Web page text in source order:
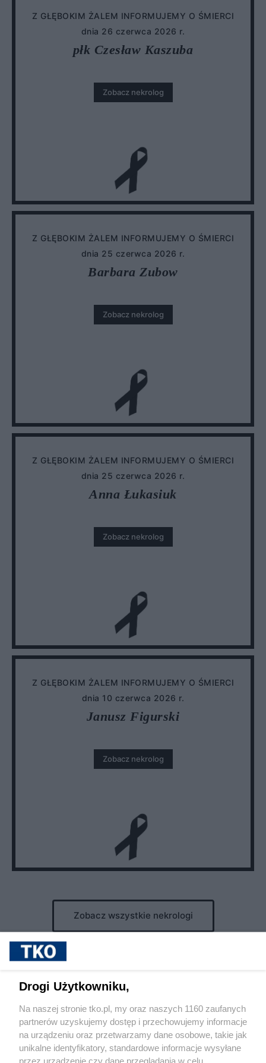
Z GŁĘBOKIM ŻALEM INFORMUJEMY O ŚMIERCI
dnia 26 czerwca 2026 r.
płk Czesław Kaszuba
Zobacz nekrolog
Z GŁĘBOKIM ŻALEM INFORMUJEMY O ŚMIERCI
dnia 25 czerwca 2026 r.
Barbara Zubow
Zobacz nekrolog
Z GŁĘBOKIM ŻALEM INFORMUJEMY O ŚMIERCI
dnia 25 czerwca 2026 r.
Anna Łukasiuk
Zobacz nekrolog
Z GŁĘBOKIM ŻALEM INFORMUJEMY O ŚMIERCI
dnia 10 czerwca 2026 r.
Janusz Figurski
Zobacz nekrolog
Zobacz wszystkie nekrologi
Reklama Tematy Archiwum artykułów
Archiwum wydania Polityka Prywatności Regulamin
O redakcji Kontakt
Drogi Użytkowniku,
Na naszej stronie tko.pl, my oraz naszych 1160 zaufanych
partnerów uzyskujemy dostęp i przechowujemy informacje
na urządzeniu oraz przetwarzamy dane osobowe, takie jak
unikalne identyfikatory, standardowe informacje wysyłane
przez urządzenie czy dane przeglądania w celu